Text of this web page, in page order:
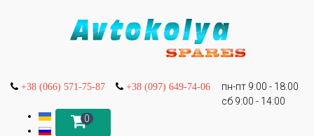
+38 (066) 571-75-87 +38 (097) 649-74-06
пн-пт 9:00 - 18:00
сб 9:00 - 14:00
0